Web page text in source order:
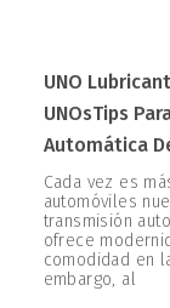
UNO
UNOsTips
Automática
Cada vez es
automóviles
transmisión
ofrece
comodidad en
embargo, al